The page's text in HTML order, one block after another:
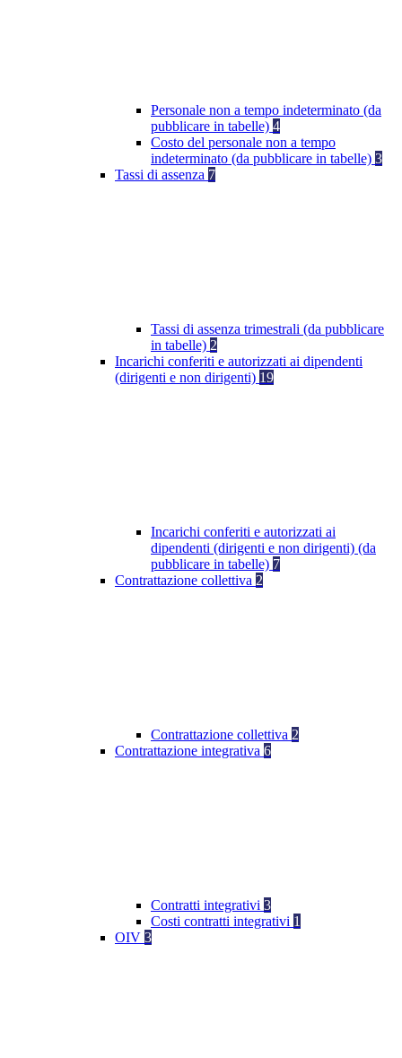
Personale non a tempo indeterminato (da
pubblicare in tabelle) 4
Costo del personale non a tempo
indeterminato (da pubblicare in tabelle) 3
Tassi di assenza 7
Tassi di assenza trimestrali (da pubblicare
in tabelle) 2
Incarichi conferiti e autorizzati ai dipendenti
(dirigenti e non dirigenti) 19
Incarichi conferiti e autorizzati ai
dipendenti (dirigenti e non dirigenti) (da
pubblicare in tabelle) 7
Contrattazione collettiva 2
Contrattazione collettiva 2
Contrattazione integrativa 6
Contratti integrativi 3
Costi contratti integrativi 1
OIV 3